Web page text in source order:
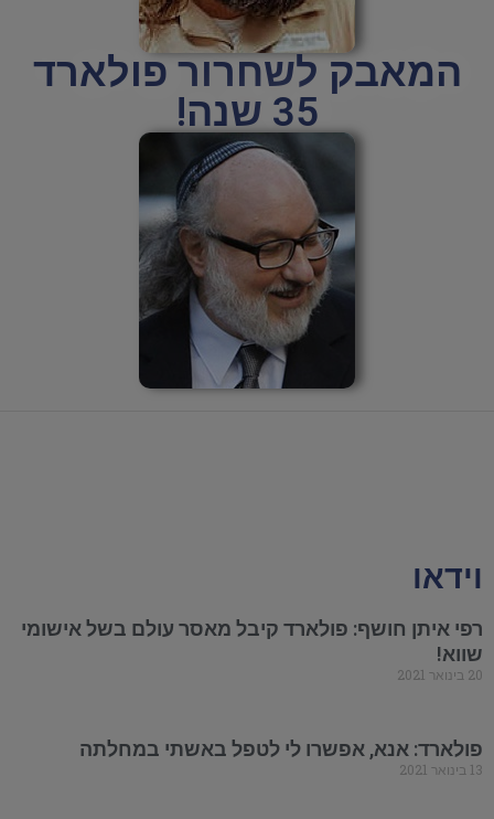
המאבק לשחרור פולארד
35 שנה!
וידאו
רפי איתן חושף: פולארד קיבל מאסר עולם בשל אישומי
שווא!
20 בינואר 2021
פולארד: אנא, אפשרו לי לטפל באשתי במחלתה
13 בינואר 2021